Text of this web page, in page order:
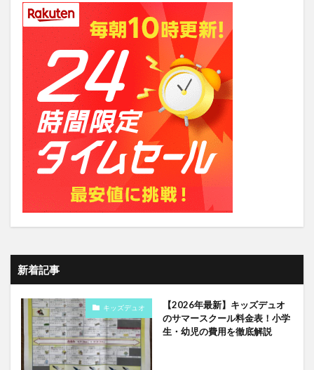
新着記事
キッズデュオ
【2026年最新】キッズデュオ
のサマースクール料金表！小学
生・幼児の費用を徹底解説